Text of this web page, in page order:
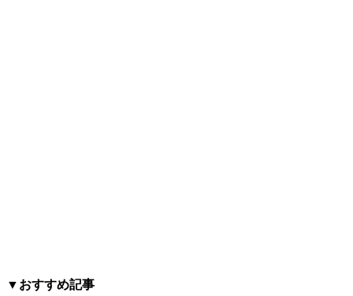
▼おすすめ記事